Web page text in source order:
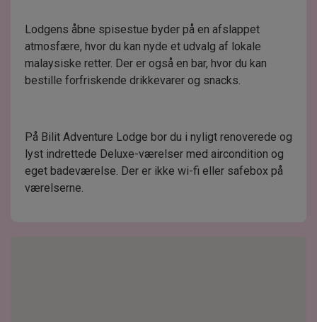
Lodgens åbne spisestue byder på en afslappet
atmosfære, hvor du kan nyde et udvalg af lokale
malaysiske retter. Der er også en bar, hvor du kan
bestille forfriskende drikkevarer og snacks.
På Bilit Adventure Lodge bor du i nyligt renoverede og
lyst indrettede Deluxe-værelser med aircondition og
eget badeværelse. Der er ikke wi-fi eller safebox på
værelserne.